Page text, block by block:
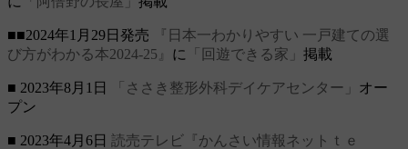
■■2024年1月29日発売
『日本一わかりやすい 一戸建ての選
び方がわかる本2024-25』 に 「回遊できる家」 掲載
■ 2023年8月1日 「ささき整形外科デイケアセンター」 オー
プン
■ 2023年4月6日 読売テレビ『かんさい情報ネットｔｅ